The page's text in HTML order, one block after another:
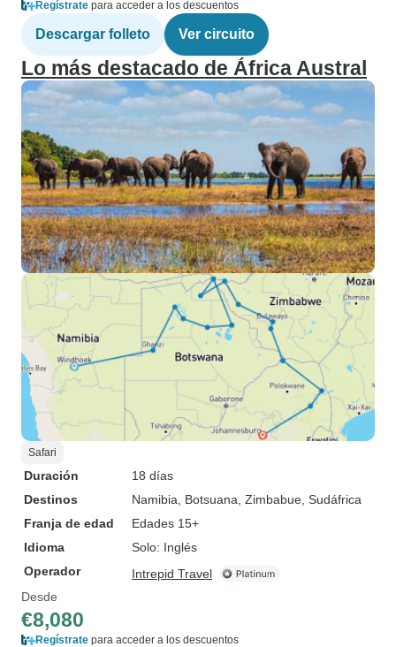
Regístrate para acceder a los descuentos
Descargar folleto Ver circuito
Lo más destacado de África Austral
Safari
Duración
18 días
Destinos
Namibia , Botsuana , Zimbabue , Sudáfrica
Franja de edad
Edades 15+
Idioma
Solo: Inglés
Operador
Intrepid Travel
Desde
€8,080
Regístrate para acceder a los descuentos